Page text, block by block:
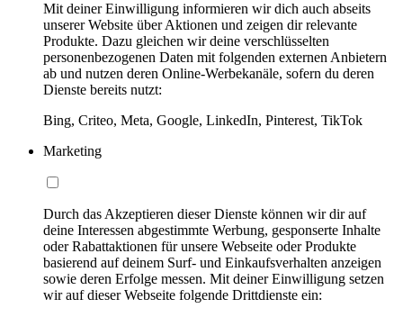
Mit deiner Einwilligung informieren wir dich auch abseits
unserer Website über Aktionen und zeigen dir relevante
Produkte. Dazu gleichen wir deine verschlüsselten
personenbezogenen Daten mit folgenden externen Anbietern
ab und nutzen deren Online-Werbekanäle, sofern du deren
Dienste bereits nutzt:
Bing, Criteo, Meta, Google, LinkedIn, Pinterest, TikTok
Marketing
Durch das Akzeptieren dieser Dienste können wir dir auf
deine Interessen abgestimmte Werbung, gesponserte Inhalte
oder Rabattaktionen für unsere Webseite oder Produkte
basierend auf deinem Surf- und Einkaufsverhalten anzeigen
sowie deren Erfolge messen. Mit deiner Einwilligung setzen
wir auf dieser Webseite folgende Drittdienste ein: